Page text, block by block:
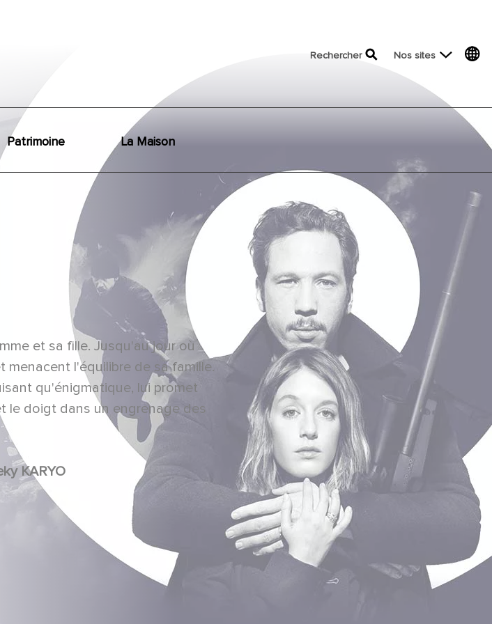
top menu
Rechercher Nos sites
Patrimoine La Maison
et sa fille. Jusqu'au jour où
l'équilibre de sa famille.
qu'énigmatique, lui promet
le doigt dans un engrenage des
Johan HELDENBERGH, Tcheky KARYO